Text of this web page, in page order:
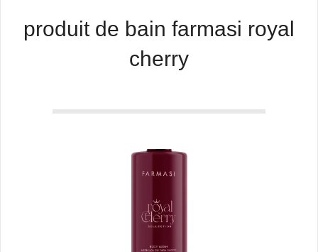
produit de bain farmasi royal
cherry